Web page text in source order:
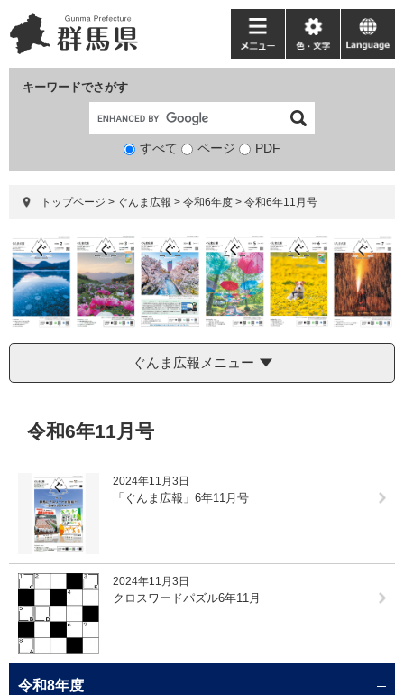
ー
ジ
ニ
ュ
て
キーワードでさがす
検
象
すべて ページ PDF
メ
ニ
ー
色・
文
language
トップページ > ぐんま広報 > 令和6年度 > 令和6年11月号
ぐんま広報メニュー
令和6年11月号
2024年11月3日
「ぐんま広報」6年11月号
2024年11月3日
クロスワードパズル6年11月
令和8年度